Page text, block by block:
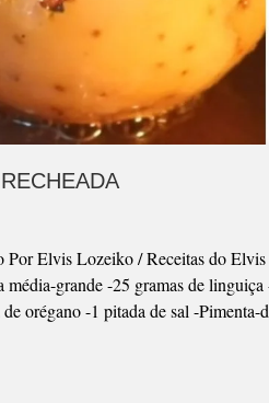
Por Elvis Lozeiko / Receitas do Elvis
grande -25 gramas de
orégano -1 pitada de sal -Pimenta-